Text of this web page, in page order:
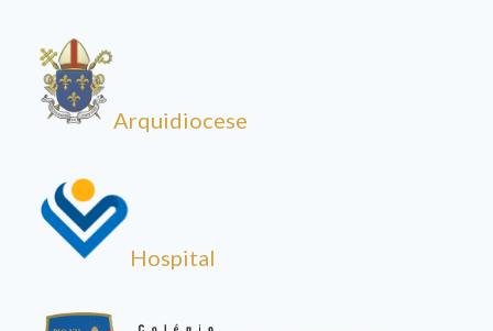
Arquidiocese
Hospital